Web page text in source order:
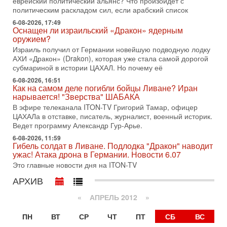
1-08-2026, 17:50
«Русский голос» Израиля: кто заберет его на этот
раз?
Голоса русскоязычных репатриантов не раз кардинально
меняли политический ландшафт Израиля. Достаточно
вспомнить взлет партии «Исраэль ба-алия», когда
31-07-2026, 17:00
Тайны закрытых дверей: о чём на самом деле
молчат Трамп и Нетаньяху?
Недавний визит премьер-министра Израиля Биньямина
Нетаньяху в США и его встреча с Дональдом Трампом
оставили больше вопросов, чем ответов. Полная
31-07-2026, 15:18
Иран готовит покушение на Нетаниягу! Трамп не
хочет эскалации, но КСИР готовит взрыв!
В эфире телеканала ITON-TV СЕРГЕЙ МИГДАЛЬ, эксперт
по вопросам безопасности, офицер запаса
Международного управления полиции Израиля, автор
31-07-2026, 09:02
Битва за разоружение ХАМАСа - НОВОСТИ
Сегодня президент США Дональд Трамп заявил о
достижении исторического соглашения о полном
политическим раскладом сил, если арабский список
6-08-2026, 17:49
Оснащен ли израильский «Дракон» ядерным
оружием?
Израиль получил от Германии новейшую подводную лодку
АХИ «Дракон» (Drakon), которая уже стала самой дорогой
субмариной в истории ЦАХАЛ. Но почему её
6-08-2026, 16:51
Как на самом деле погибли бойцы Ливане? Иран
нарывается! "Зверства" ШАБАКА
В эфире телеканала ITON-TV Григорий Тамар, офицер
ЦАХАЛа в отставке, писатель, журналист, военный историк.
Ведет программу Александр Гур-Арье.
6-08-2026, 11:59
Гибель солдат в Ливане. Подлодка "Дракон" наводит
ужас! Атака дрона в Германии. Новости 6.07
Это главные новости дня на ITON-TV
АРХИВ
« АПРЕЛЬ 2012 »
ПН
ВТ СР ЧТ ПТ СБ
ВС